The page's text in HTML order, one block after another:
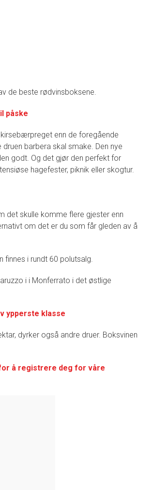
de beste rødvinsboksene.
påske
enn de foregående
barbera skal smake. Den nye
godt. Og det gjør den perfekt for
hagefester, piknik eller skogtur.
det skulle komme flere gjester enn
om det er du som får gleden av å
finnes i rundt 60 polutsalg.
i i Monferrato i det østlige
ypperste klasse
dyrker også andre druer. Boksvinen
å registrere deg for våre